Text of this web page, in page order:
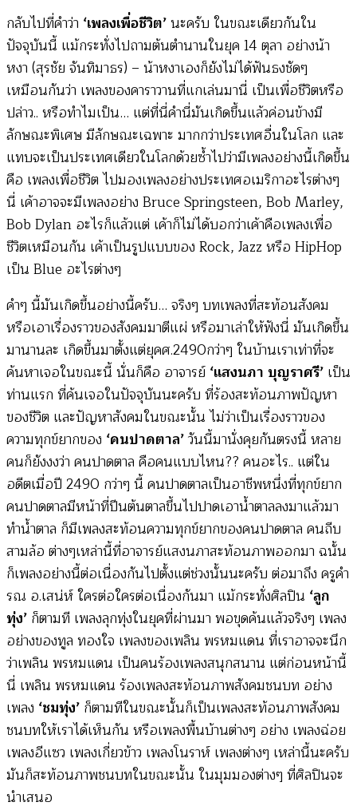
กลับไปที่คำว่า ‘เพลงเพื่อชีวิต’นะครับ ในขณะเดียวกันใน
ปัจจุบันนี้ แม้กระทั่งไปถามต้นตำนานในยุค 14 ตุลา อย่างน้า
หงา (สุรชัย จันทิมาธร) – น้าหงาเองก็ยังไม่ได้ฟันธงชัดๆ
เหมือนกันว่า เพลงของคาราวานที่แกเล่นมานี่ เป็นเพื่อชีวิตหรือ
ปล่าว.. หรือทำไมเป็น… แต่ที่นี่คำนี่มันเกิดขึ้นแล้วค่อนข้างมี
ลักษณะพิเศษ มีลักษณะเฉพาะ มากกว่าประเทศอื่นในโลก และ
แทบจะเป็นประเทศเดียวในโลกด้วยซ้ำไปว่ามีเพลงอย่างนี้เกิดขึ้น
คือ เพลงเพื่อชีวิต ไปมองเพลงอย่างประเทศอเมริกาอะไรต่างๆ
นี่ เค้าอาจจะมีเพลงอย่าง Bruce Springsteen, Bob Marley,
Bob Dylan อะไรก็แล้วแต่ เค้าก็ไม่ได้บอกว่าเค้าคือเพลงเพื่อ
ชีวิตเหมือนกัน เค้าเป็นรูปแบบของ Rock, Jazz หรือ HipHop
เป็น Blue อะไรต่างๆ
คำๆ นี้มันเกิดขึ้นอย่างนี้ครับ… จริงๆ บทเพลงที่สะท้อนสังคม
หรือเอาเรื่องราวของสังคมมาตีแผ่ หรือมาเล่าให้ฟังนี่ มันเกิดขึ้น
มานานละ เกิดขึ้นมาตั้งแต่ยุคศ.2490กว่าๆ ในบ้านเราเท่าที่จะ
ค้นหาเจอในขณะนี้ นั่นก็คือ อาจารย์ ‘แสงนภา บุญราศรี’ เป็น
ท่านแรก ที่ค้นเจอในปัจจุบันนะครับ ที่ร้องสะท้อนภาพปัญหา
ของชีวิต และปัญหาสังคมในขณะนั้น ไม่ว่าเป็นเรื่องราวของ
ความทุกข์ยากของ ‘คนปาดตาล’วันนี้มานั่งคุยกันตรงนี้ หลาย
คนก็ยังงงว่า คนปาดตาล คือคนแบบไหน?? คนอะไร.. แต่ใน
อดีตเมื่อปี 2490 กว่าๆ นี้ คนปาดตาลเป็นอาชีพหนึ่งที่ทุกข์ยาก
คนปาดตาลมีหน้าที่ปีนต้นตาลขึ้นไปปาดเอาน้ำตาลลงมาแล้วมา
ทำน้ำตาล ก็มีเพลงสะท้อนความทุกข์ยากของคนปาดตาล คนถีบ
สามล้อ ต่างๆเหล่านี้ที่อาจารย์แสงนภาสะท้อนภาพออกมา ฉนั้น
ก็เพลงอย่างนี้ต่อเนื่องกันไปตั้งแต่ช่วงนั้นนะครับ ต่อมาถึง ครูคำ
รณ อ.เสน่ห์ ใครต่อใครต่อเนื่องกันมา แม้กระทั่งศิลปิน ‘ลูก
ทุ่ง’ ก็ตามที เพลงลุกทุ่งในยุคที่ผ่านมา พอขุดค้นแล้วจริงๆ เพลง
อย่างของทูล ทองใจ เพลงของเพลิน พรหมแดน ที่เราอาจจะนึก
ว่าเพลิน พรหมแดน เป็นคนร้องเพลงสนุกสนาน แต่ก่อนหน้านี้
นี่ เพลิน พรหมแดน ร้องเพลงสะท้อนภาพสังคมชนบท อย่าง
เพลง ‘ชมทุ่ง’ ก็ตามทีในขณะนั้นก็เป็นเพลงสะท้อนภาพสังคม
ชนบทให้เราได้เห็นกัน หรือเพลงพื้นบ้านต่างๆ อย่าง เพลงฉ่อย
เพลงอีแซว เพลงเกี่ยวข้าว เพลงโนราห์ เพลงต่างๆ เหล่านี้นะครับ
มันก็สะท้อนภาพชนบทในขณะนั้น ในมุมมองต่างๆ ที่ศิลปินจะ
นำเสนอ